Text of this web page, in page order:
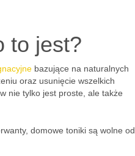
to jest?
bazujące na naturalnych
oraz usunięcie wszelkich
nie tylko jest proste, ale także
domowe toniki są wolne od